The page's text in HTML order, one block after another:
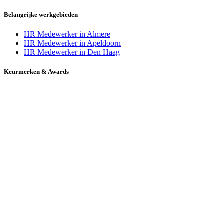
Belangrijke werkgebieden
HR Medewerker in Almere
HR Medewerker in Apeldoorn
HR Medewerker in Den Haag
Keurmerken & Awards